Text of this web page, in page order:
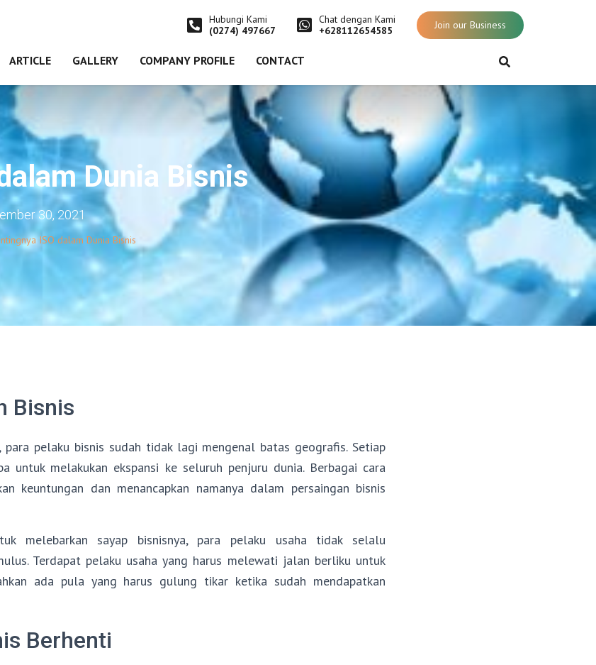
Hubungi Kami
(0274) 497667
Chat dengan Kami
+628112654585
Join our Business
ARTICLE GALLERY COMPANY PROFILE CONTACT
Dunia Bisnis
30, 2021
ISO dalam Dunia Bisnis
Bisnis
pelaku bisnis sudah tidak lagi mengenal batas geografis. Setiap
untuk melakukan ekspansi ke seluruh penjuru dunia. Berbagai cara
keuntungan dan menancapkan namanya dalam persaingan bisnis
melebarkan sayap bisnisnya, para pelaku usaha tidak selalu
Terdapat pelaku usaha yang harus melewati jalan berliku untuk
ada pula yang harus gulung tikar ketika sudah mendapatkan
Berhenti